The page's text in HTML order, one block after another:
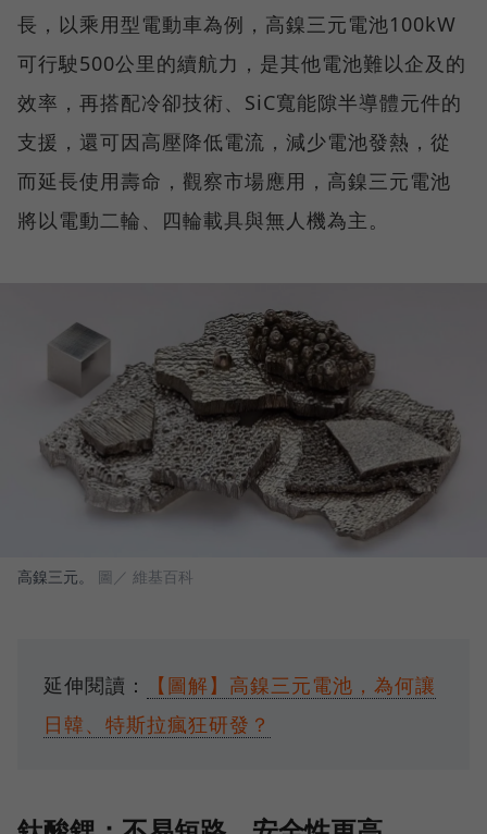
長，以乘用型電動車為例，高鎳三元電池100kW
可行駛500公里的續航力，是其他電池難以企及的
效率，再搭配冷卻技術、SiC寬能隙半導體元件的
支援，還可因高壓降低電流，減少電池發熱，從
而延長使用壽命，觀察市場應用，高鎳三元電池
將以電動二輪、四輪載具與無人機為主。
高鎳三元。 圖／ 維基百科
延伸閱讀：
【圖解】高鎳三元電池，為何讓
日韓、特斯拉瘋狂研發？